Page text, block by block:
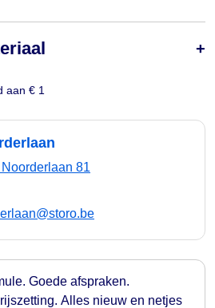
aan € 1
81
Goede afspraken.
Alles nieuw en netjes